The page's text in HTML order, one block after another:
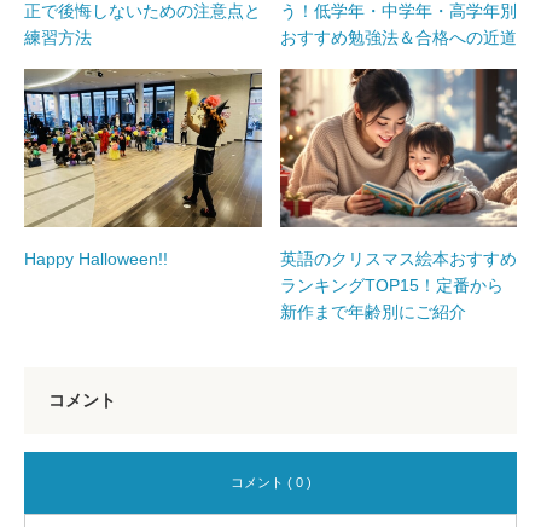
正で後悔しないための注意点と
練習方法
う！低学年・中学年・高学年別
おすすめ勉強法＆合格への近道
Happy Halloween!!
英語のクリスマス絵本おすすめ
ランキングTOP15！定番から
新作まで年齢別にご紹介
コメント
コメント ( 0 )